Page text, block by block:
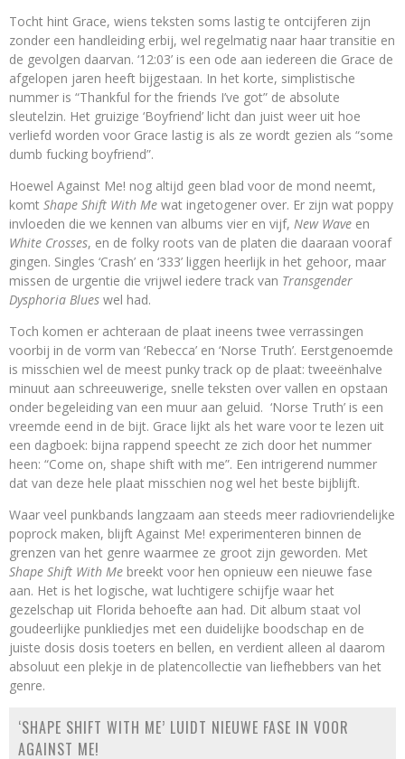
Tocht hint Grace, wiens teksten soms lastig te ontcijferen zijn
zonder een handleiding erbij, wel regelmatig naar haar transitie en
de gevolgen daarvan. ‘12:03’ is een ode aan iedereen die Grace de
afgelopen jaren heeft bijgestaan. In het korte, simplistische
nummer is “Thankful for the friends I’ve got” de absolute
sleutelzin. Het gruizige ‘Boyfriend’ licht dan juist weer uit hoe
verliefd worden voor Grace lastig is als ze wordt gezien als “some
dumb fucking boyfriend”.
Hoewel Against Me! nog altijd geen blad voor de mond neemt,
komt Shape Shift With Me wat ingetogener over. Er zijn wat poppy
invloeden die we kennen van albums vier en vijf, New Wave en
White Crosses, en de folky roots van de platen die daaraan vooraf
gingen. Singles ‘Crash’ en ‘333’ liggen heerlijk in het gehoor, maar
missen de urgentie die vrijwel iedere track van Transgender
Dysphoria Blues wel had.
Toch komen er achteraan de plaat ineens twee verrassingen
voorbij in de vorm van ‘Rebecca’ en ‘Norse Truth’. Eerstgenoemde
is misschien wel de meest punky track op de plaat: tweeënhalve
minuut aan schreeuwerige, snelle teksten over vallen en opstaan
onder begeleiding van een muur aan geluid. ‘Norse Truth’ is een
vreemde eend in de bijt. Grace lijkt als het ware voor te lezen uit
een dagboek: bijna rappend speecht ze zich door het nummer
heen: “Come on, shape shift with me”. Een intrigerend nummer
dat van deze hele plaat misschien nog wel het beste bijblijft.
Waar veel punkbands langzaam aan steeds meer radiovriendelijke
poprock maken, blijft Against Me! experimenteren binnen de
grenzen van het genre waarmee ze groot zijn geworden. Met
Shape Shift With Me breekt voor hen opnieuw een nieuwe fase
aan. Het is het logische, wat luchtigere schijfje waar het
gezelschap uit Florida behoefte aan had. Dit album staat vol
goudeerlijke punkliedjes met een duidelijke boodschap en de
juiste dosis dosis toeters en bellen, en verdient alleen al daarom
absoluut een plekje in de platencollectie van liefhebbers van het
genre.
‘SHAPE SHIFT WITH ME’ LUIDT NIEUWE FASE IN VOOR
AGAINST ME!